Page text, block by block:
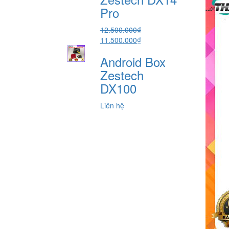
5.800.000₫.
Pro
12.500.000₫
Giá
là:
12.500.000₫.
11.500.000₫Giá
tại
là:
11.500.000₫.
Android Box
Zestech
DX100
Liên hệ